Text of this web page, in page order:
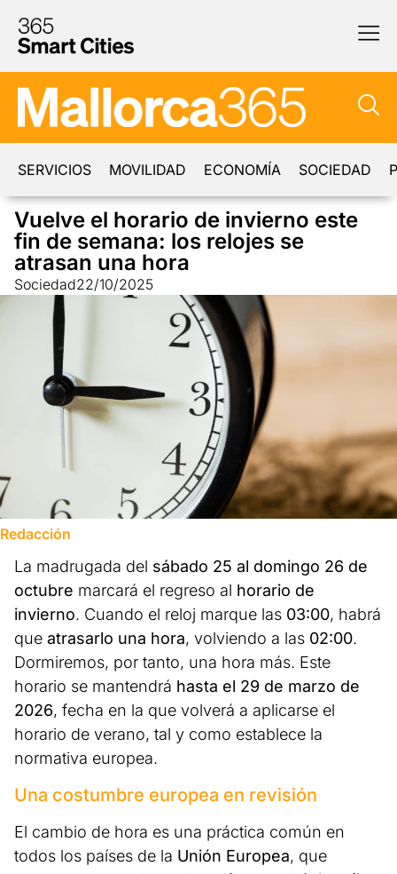
SERVICIOS MOVILIDAD ECONOMÍA SOCIEDAD
Vuelve el horario de invierno este
fin de semana: los relojes se
atrasan una hora
Sociedad22/10/2025
Redacción
La madrugada del sábado 25 al domingo 26 de
octubre marcará el regreso al horario de
invierno. Cuando el reloj marque las 03:00, habrá
que atrasarlo una hora, volviendo a las 02:00.
Dormiremos, por tanto, una hora más. Este
horario se mantendrá hasta el 29 de marzo de
2026, fecha en la que volverá a aplicarse el
horario de verano, tal y como establece la
normativa europea.
Una costumbre europea en revisión
El cambio de hora es una práctica común en
todos los países de la Unión Europea, que